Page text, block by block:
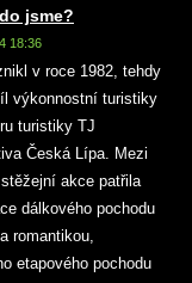
jsme?
18:36
v roce 1982, tehdy
výkonnostní turistiky
turistiky TJ
Česká Lípa. Mezi
akce patřila
dálkového pochodu
romantikou,
etapového pochodu